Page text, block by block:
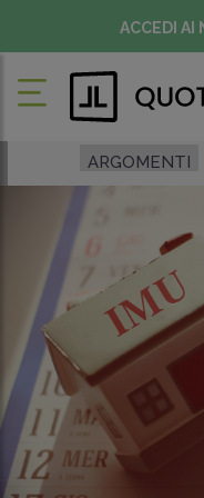
ACCEDI AI
ARGOMENTI